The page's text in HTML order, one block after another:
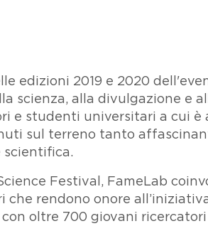
edizioni 2019 e 2020
scienza, alla divulgazione e
e studenti universitari a cui è
sul terreno tanto
scientifica.
Festival, FameLab
rendono onore
oltre 700 giovani